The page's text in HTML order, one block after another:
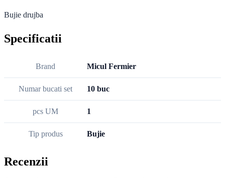
Bujie drujba
Specificatii
Brand Micul Fermier
Numar bucati set 10 buc
pcs UM 1
Tip produs Bujie
Recenzii